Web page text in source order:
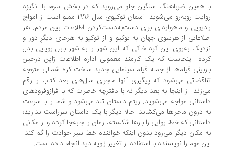
همین ضرباهنگ سنگین جلو می‌روید که در بخش سوم با انگیزه
روایت روبه‌رو می‌شوید. آسمان توکیوی سال 1996 مملو است از امواج
و ماهواره‌ای برای دست‌به‌دست‌کردن اطلاعات بین مردم. هر
از هرسوی جهان به توکیو و از توکیو به هرجای دیگرِ دور و
به‌روی این کره خاکی که این شهر را به شهر بابل رویایی بدل
اینجاست که یک کارمند معمولی اداره اطلاعات ژاپن درحین
فیلم‌ها از جمله فیلم سینمایی جدید ساخت کره شمالی متوجه
می‌شود که پیگیری آنها ماجرای سال‌های بعد کتاب را رقم
از اینجا به بعد دیگر نه با دفترچه خاطرات که با فرازوفرودهای
مواجه می‌شوید. ریتم داستان تند می‌شود و شما را با سرعت
درون ماجراها می‌کشاند. حالا دیگر با یک داستان سرراست ندارید؛
که خط روایی را بارها شکسته، زمان را جابه‌جا کرده و از مکانی
مکان دیگر می‌رود بدون اینکه خواننده خط سیر حوادث را گم کند.
مهم را نویسنده با استفاده از تغییر زاویه دید انجام داده است.